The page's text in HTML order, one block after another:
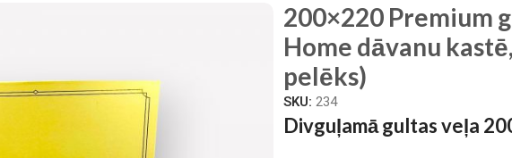
200×220 Premium
Home dāvanu
pelēks)
SKU: 234
Divguļamā gultas veļa